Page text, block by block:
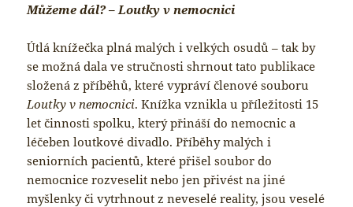
Můžeme dál? – Loutky v nemocnici
Útlá knížečka plná malých i velkých osudů – tak by
se možná dala ve stručnosti shrnout tato publikace
složená z příběhů, které vypráví členové souboru
Loutky v nemocnici. Knížka vznikla u příležitosti 15
let činnosti spolku, který přináší do nemocnic a
léčeben loutkové divadlo. Příběhy malých i
seniorních pacientů, které přišel soubor do
nemocnice rozveselit nebo jen přivést na jiné
myšlenky či vytrhnout z neveselé reality, jsou veselé